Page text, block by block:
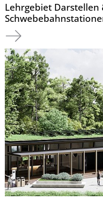
Lehrgebiet Darstellen